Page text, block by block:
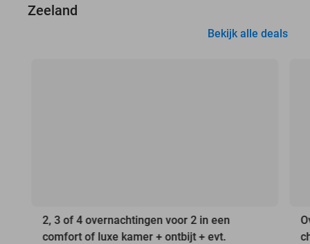
Zeeland
Bekijk alle deals
2, 3 of 4 overnachtingen voor 2 in een
comfort of luxe kamer + ontbijt + evt.